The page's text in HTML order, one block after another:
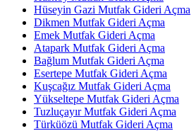
Hüseyin Gazi Mutfak Gideri Açma
Dikmen Mutfak Gideri Açma
Emek Mutfak Gideri Açma
Atapark Mutfak Gideri Açma
Bağlum Mutfak Gideri Açma
Esertepe Mutfak Gideri Açma
Kuşcağız Mutfak Gideri Açma
Yükseltepe Mutfak Gideri Açma
Tuzluçayır Mutfak Gideri Açma
Türküözü Mutfak Gideri Açma